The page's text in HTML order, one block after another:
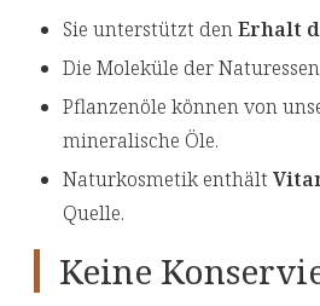
Sie unterstützt denErhalt
Die Moleküle der
Pflanzenöle können von
mineralische Öle.
Naturkosmetik enthält
Quelle.
Keine